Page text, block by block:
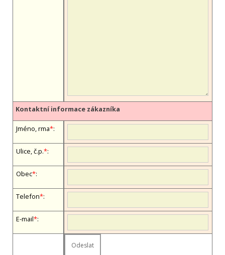
Kontaktní informace zákazníka
Jméno, firma*:
Ulice, č.p.*:
Obec*:
Telefon*:
E-mail*: